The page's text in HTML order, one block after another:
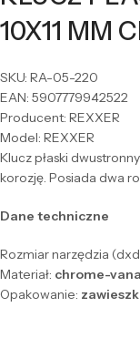
10X11 MM
SKU: RA-05-220
EAN: 5907779942522
Producent: REXXER
Model: REXXER
Klucz płaski
korozję. Posiada dwa
Dane techniczne
Rozmiar narzędzia
Materiał: chrome-
Opakowanie: